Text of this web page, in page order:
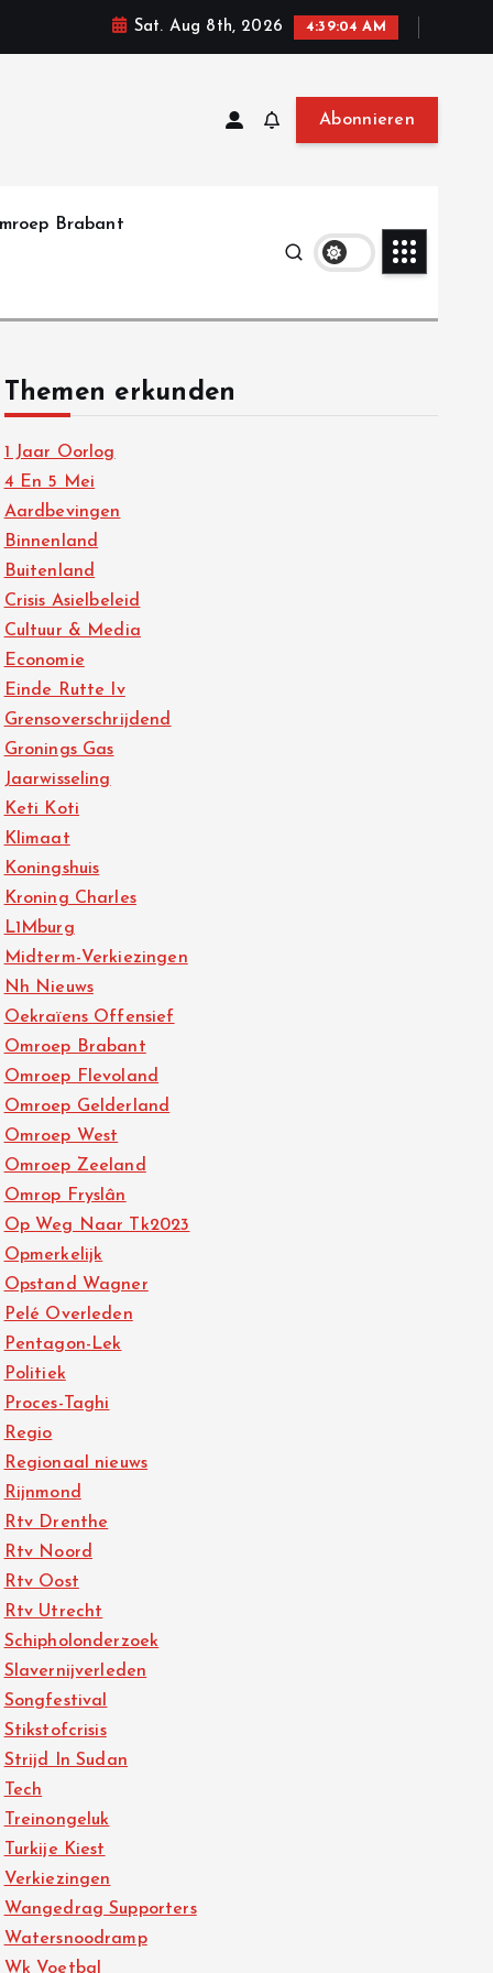
Sat. Aug 8th, 2026 4:39:05 AM
Abonnieren
Brabant
Themen erkunden
1 Jaar Oorlog
4 En 5 Mei
Aardbevingen
Binnenland
Buitenland
Crisis Asielbeleid
Cultuur & Media
Economie
Einde Rutte Iv
Grensoverschrijdend
Gronings Gas
Jaarwisseling
Keti Koti
Klimaat
Koningshuis
Kroning Charles
L1Mburg
Midterm-Verkiezingen
Nh Nieuws
Oekraïens Offensief
Omroep Brabant
Omroep Flevoland
Omroep Gelderland
Omroep West
Omroep Zeeland
Omrop Fryslân
Op Weg Naar Tk2023
Opmerkelijk
Opstand Wagner
Pelé Overleden
Pentagon-Lek
Politiek
Proces-Taghi
Regio
Regionaal nieuws
Rijnmond
Rtv Drenthe
Rtv Noord
Rtv Oost
Rtv Utrecht
Schipholonderzoek
Slavernijverleden
Songfestival
Stikstofcrisis
Strijd In Sudan
Tech
Treinongeluk
Turkije Kiest
Verkiezingen
Wangedrag Supporters
Watersnoodramp
Wk Voetbal